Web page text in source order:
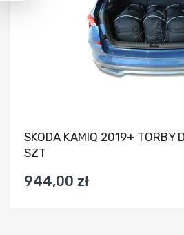
SKODA KAMIQ 2019+ TORBY
SZT
944,00 zł